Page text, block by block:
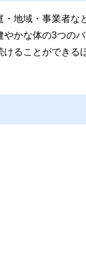
・地域・事業者な
やかな体の3つの
けることができる